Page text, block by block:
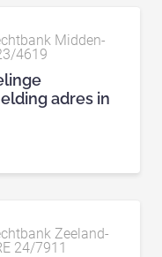
Midden-
4619
adres in
Zeeland-
24/7911